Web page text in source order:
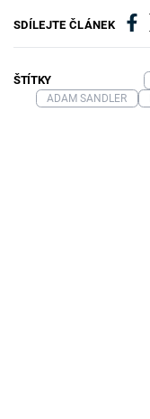
SDÍLEJTE ČLÁNEK
ŠTÍTKY
ADAM SANDLER